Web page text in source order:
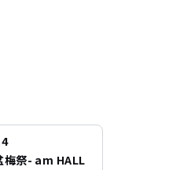
梅祭- am HALL